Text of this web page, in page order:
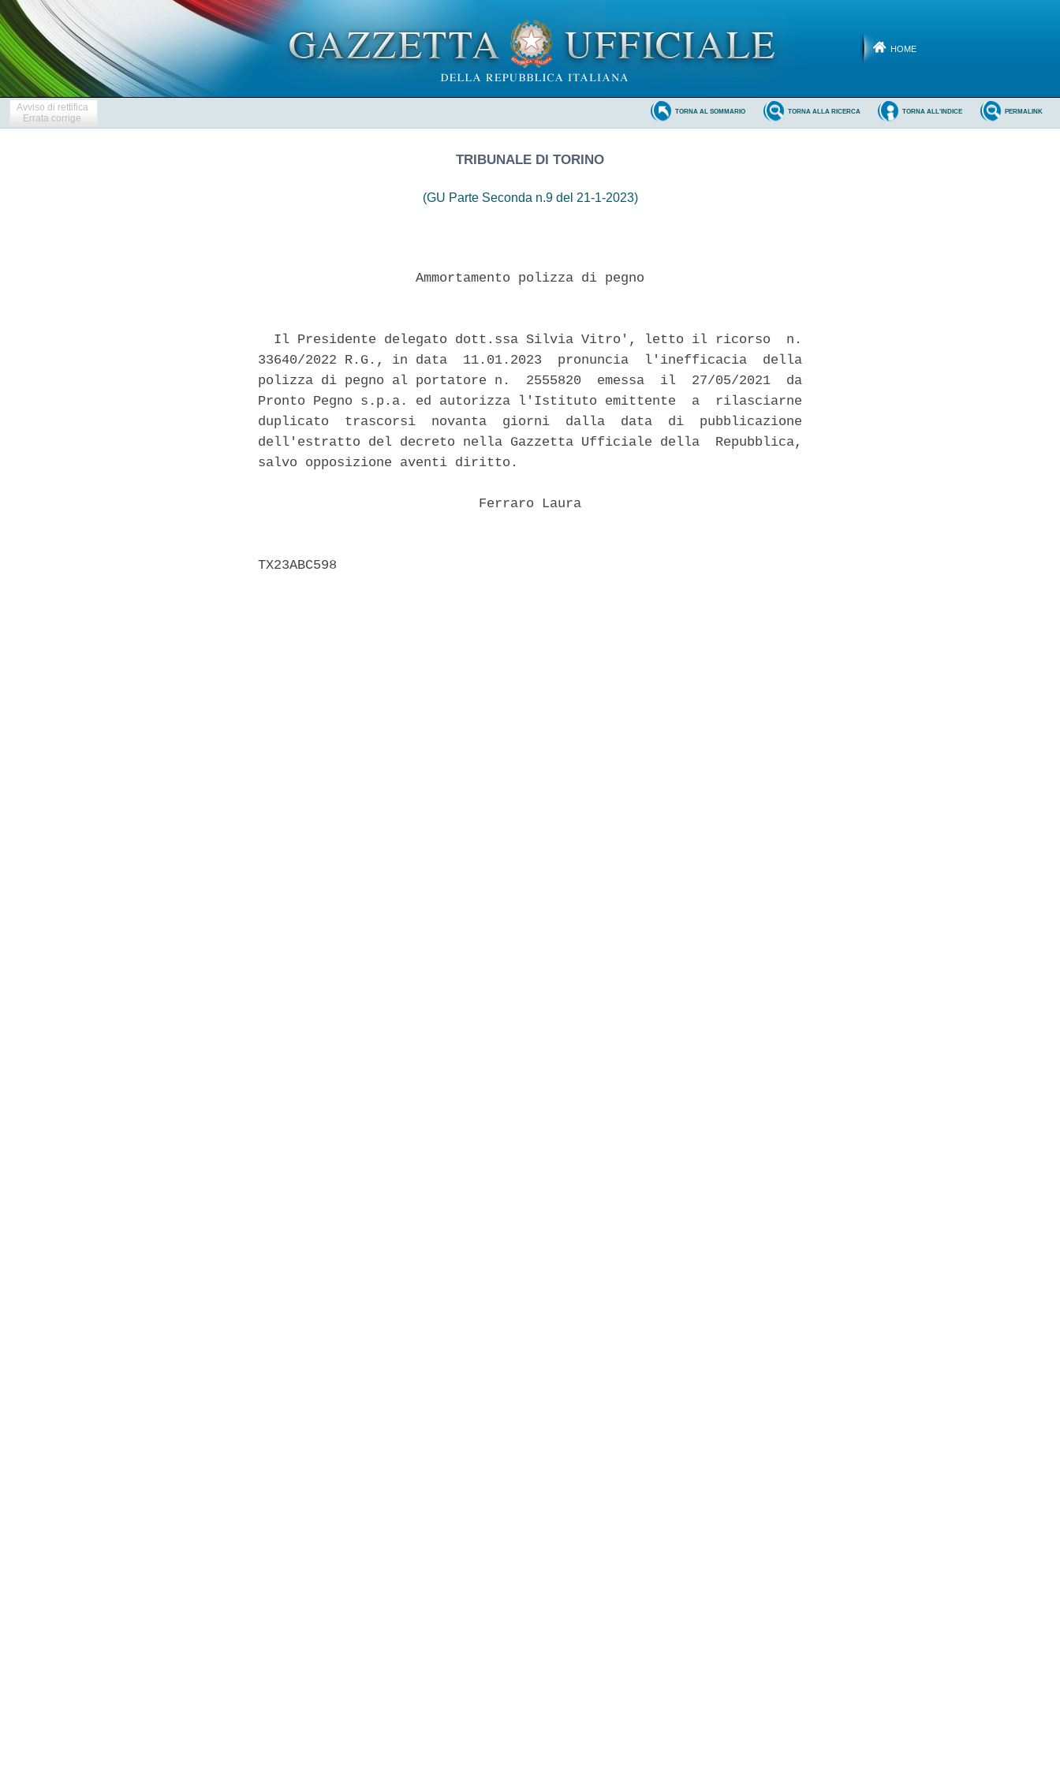
HOME
Avviso di rettifica
Errata corrige
PERMALINK
TORNA ALL'INDICE
TORNA ALLA RICERCA
TORNA AL SOMMARIO
TRIBUNALE DI TORINO
(GU Parte Seconda n.9 del 21-1-2023)
                    Ammortamento polizza di pegno
  Il Presidente delegato dott.ssa Silvia Vitro', letto il ricorso  n.
33640/2022 R.G., in data  11.01.2023  pronuncia  l'inefficacia  della
polizza di pegno al portatore n.  2555820  emessa  il  27/05/2021  da
Pronto Pegno s.p.a. ed autorizza l'Istituto emittente  a  rilasciarne
duplicato  trascorsi  novanta  giorni  dalla  data  di  pubblicazione
dell'estratto del decreto nella Gazzetta Ufficiale della  Repubblica,
salvo opposizione aventi diritto.
                            Ferraro Laura